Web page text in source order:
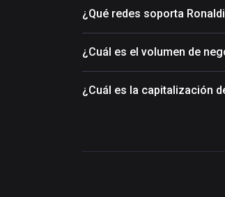
¿Qué redes soporta
¿Cuál es el volumen de
¿Cuál es la capitalización